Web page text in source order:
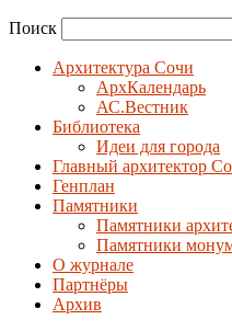
Поиск
Архитектура Сочи
АрхКалендарь
АС.Вестник
Библиотека
Идеи для города
Главный архитектор
Генплан
Памятники
Памятники
Памятники
О журнале
Партнёры
Архив